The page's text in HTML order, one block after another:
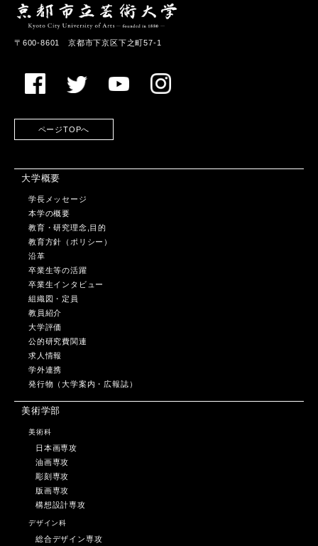
〒600-8601 京都市下京区下之町57-1
ページTOPへ
大学概要
学長メッセージ
本学の概要
教育・研究理念,目的
教育方針（ポリシー）
沿革
卒業生等の活躍
卒業生インタビュー
組織図・定員
教員紹介
大学評価
公的研究費関連
求人情報
学外連携
発行物（大学案内・広報誌）
美術学部
美術科
日本画専攻
油画専攻
彫刻専攻
版画専攻
構想設計専攻
デザイン科
総合デザイン専攻